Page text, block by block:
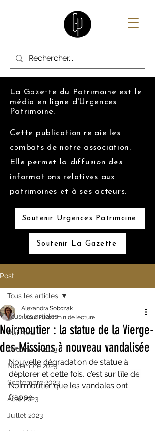
La Gazette du Patrimoine est le
média en ligne d'Urgences
Patrimoine.
Cette publication relaie les
combats de notre association.
Elle permet la diffusion des
informations relatives aux
patrimoines et à ses acteurs.
Soutenir Urgences Patrimoine
Soutenir La Gazette
Post
Tous les articles
Mai 2024
Décembre 2023
Novembre 2023
Septembre 2023
Aout 2023
Juillet 2023
Tous les articles
Noirmoutier : la statue de la Vierge-
des-Missions à nouveau vandalisée
Alexandra Sobczak
1 août 20201 min de lecture
Nouvelle dégradation de statue à
déplorer et cette fois, c’est sur l’île de
Noirmoutier que les vandales ont
frappé.